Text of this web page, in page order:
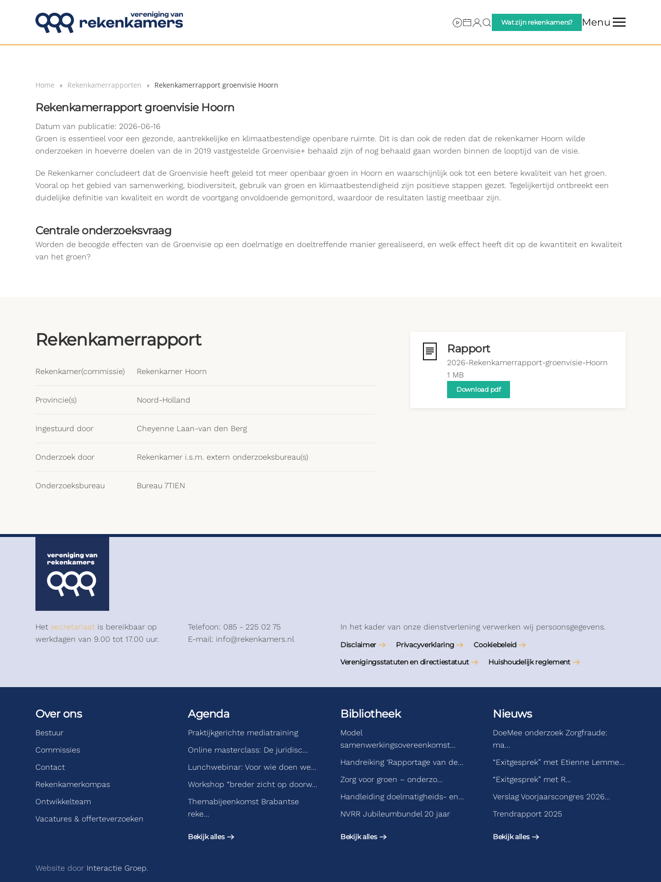
Overslaan en naar de inhoud gaan
Wat zijn rekenkamers? Menu
Home Rekenkamerrapporten Rekenkamerrapport groenvisie Hoorn
Rekenkamerrapport groenvisie Hoorn
Datum van publicatie: 2026-06-16
Groen is essentieel voor een gezonde, aantrekkelijke en klimaatbestendige openbare ruimte. Dit is dan ook de reden dat de rekenkamer Hoorn wilde
onderzoeken in hoeverre doelen van de in 2019 vastgestelde Groenvisie+ behaald zijn of nog behaald gaan worden binnen de looptijd van de visie.
De Rekenkamer concludeert dat de Groenvisie heeft geleid tot meer openbaar groen in Hoorn en waarschijnlijk ook tot een betere kwaliteit van het groen.
Vooral op het gebied van samenwerking, biodiversiteit, gebruik van groen en klimaatbestendigheid zijn positieve stappen gezet. Tegelijkertijd ontbreekt een
duidelijke definitie van kwaliteit en wordt de voortgang onvoldoende gemonitord, waardoor de resultaten lastig meetbaar zijn.
Centrale onderzoeksvraag
Worden de beoogde effecten van de Groenvisie op een doelmatige en doeltreffende manier gerealiseerd, en welk effect heeft dit op de kwantiteit en kwaliteit
van het groen?
Rekenkamerrapport
Rekenkamer(commissie) Rekenkamer Hoorn
Provincie(s) Noord-Holland
Ingestuurd door Cheyenne Laan-van den Berg
Onderzoek door Rekenkamer i.s.m. extern onderzoeksbureau(s)
Onderzoeksbureau Bureau 7TIEN
Rapport
2026-Rekenkamerrapport-groenvisie-Hoorn
1 MB
Download pdf
Het secretariaat is bereikbaar op
werkdagen van 9.00 tot 17.00 uur.
Telefoon: 085 - 225 02 75
E-mail: info@rekenkamers.nl
In het kader van onze dienstverlening verwerken wij persoonsgegevens.
Disclaimer Privacyverklaring
Cookiebeleid
Verenigingsstatuten en directiestatuut
Huishoudelijk reglement
Over ons
Bestuur
Commissies
Contact
Rekenkamerkompas
Ontwikkelteam
Vacatures & offerteverzoeken
Agenda
Praktijkgerichte mediatraining
Online masterclass: De juridisc…
Lunchwebinar: Voor wie doen we…
Workshop “breder zicht op doorw…
Themabijeenkomst Brabantse
reke…
Bekijk alles
Bibliotheek
Model
samenwerkingsovereenkomst…
Handreiking ‘Rapportage van de…
Zorg voor groen – onderzo…
Handleiding doelmatigheids- en…
NVRR Jubileumbundel 20 jaar
Bekijk alles
Nieuws
DoeMee onderzoek Zorgfraude:
ma…
“Exitgesprek” met Etienne Lemme…
“Exitgesprek” met R…
Verslag Voorjaarscongres 2026…
Trendrapport 2025
Bekijk alles
Website door Interactie Groep.